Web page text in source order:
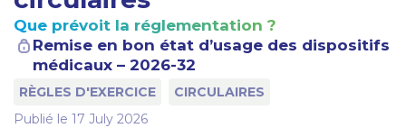
Que prévoit la réglementation ?
Remise en bon état d’usage des dispositifs
médicaux – 2026-32
RÈGLES D'EXERCICE
CIRCULAIRES
Publié le 17 July 2026